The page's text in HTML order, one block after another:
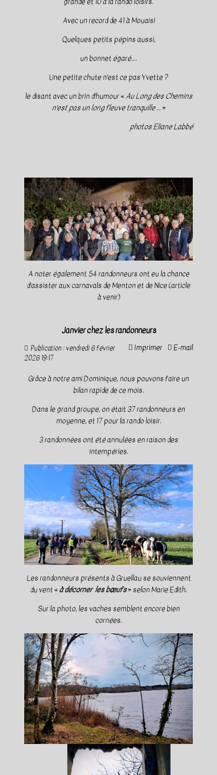
Avec un record de 41 à Mouais!
Quelques petits pépins aussi,
un bonnet égaré....
Une petite chute n'est ce pas Yvette ?
le disant avec un brin d'humour «Au Long des Chemins
n'est pas un long fleuve tranquille... »
photos Eliane Labbé
A noter également 54 randonneurs ont eu la chance
d’assister aux carnavals de Menton et de Nice (article
à venir)
Janvier chez les randonneurs
Imprimer E-mail
Publication : vendredi 6 février
2026 19:17
Grâce à notre ami Dominique, nous pouvons faire un
bilan rapide de ce mois.
Dans le grand groupe, on était 37 randonneurs en
moyenne, et 17 pour la rando loisir.
3 randonnées ont été annulées en raison des
intempéries.
Les randonneurs présents à Gruellau se souviennent
du vent «à décorner les bœufs» selon Marie Edith.
Sur la photo, les vaches semblent encore bien
cornées.